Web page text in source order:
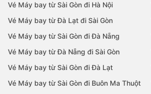
Vé Máy bay từ Sài Gòn đi Hà Nội
Vé Máy bay từ Đà Lạt đi Sài Gòn
Vé Máy bay từ Sài Gòn đi Đà Nẵng
Vé Máy bay từ Đà Nẵng đi Sài Gòn
Vé Máy bay từ Sài Gòn đi Đà Lạt
Vé Máy bay từ Sài Gòn đi Buôn Ma Thuột